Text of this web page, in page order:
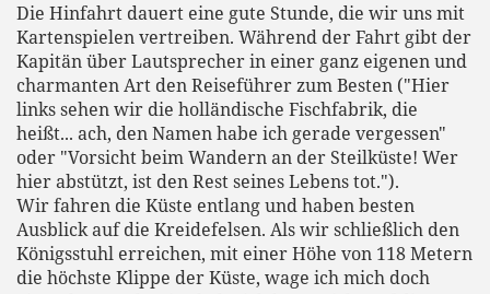
Die Hinfahrt dauert eine gute Stunde, die wir uns mit
Kartenspielen vertreiben. Während der Fahrt gibt der
Kapitän über Lautsprecher in einer ganz eigenen und
charmanten Art den Reiseführer zum Besten ("Hier
links sehen wir die holländische Fischfabrik, die
heißt... ach, den Namen habe ich gerade vergessen"
oder "Vorsicht beim Wandern an der Steilküste! Wer
hier abstützt, ist den Rest seines Lebens tot.").
Wir fahren die Küste entlang und haben besten
Ausblick auf die Kreidefelsen. Als wir schließlich den
Königsstuhl erreichen, mit einer Höhe von 118 Metern
die höchste Klippe der Küste, wage ich mich doch